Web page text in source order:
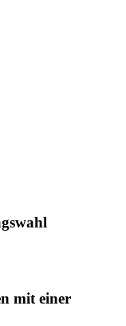
mit einer